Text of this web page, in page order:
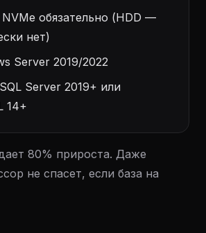
обязательно (HDD —
нет)
Server 2019/2022
Server 2019+ или
14+
80% прироста. Даже
не спасет, если база на